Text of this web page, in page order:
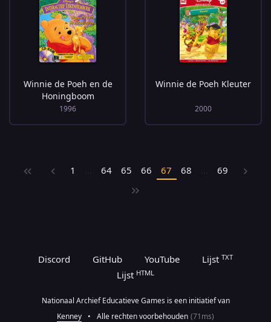
Winnie de Poeh en de
Honingboom
1996
Winnie de Poeh Kleuter
2000
1 … 64 65 66 67 68 … 69
Discord GitHub YouTube Lijst TXT
Lijst HTML
Nationaal Archief Educatieve Games is een initiatief van
Kenney
• Alle rechten voorbehouden (71ms)